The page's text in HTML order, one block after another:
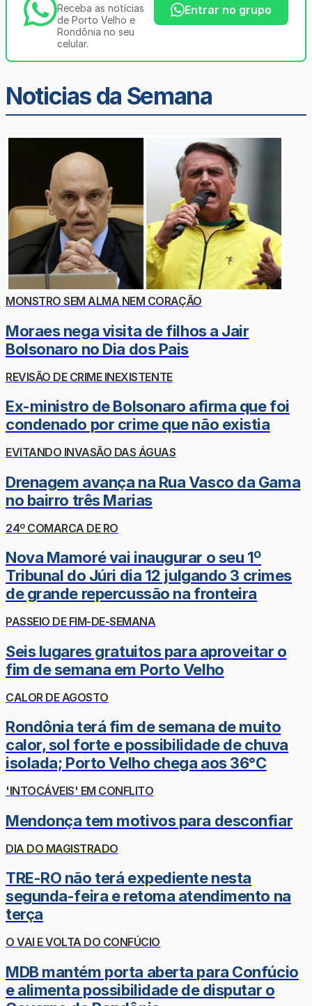
Receba as notícias
de Porto Velho e
Rondônia no seu
celular.
Entrar no grupo
Noticias da Semana
MONSTRO SEM ALMA NEM CORAÇÃO
Moraes nega visita de filhos a Jair
Bolsonaro no Dia dos Pais
REVISÃO DE CRIME INEXISTENTE
Ex-ministro de Bolsonaro afirma que foi
condenado por crime que não existia
EVITANDO INVASÃO DAS ÁGUAS
Drenagem avança na Rua Vasco da Gama
no bairro três Marias
24º COMARCA DE RO
Nova Mamoré vai inaugurar o seu 1º
Tribunal do Júri dia 12 julgando 3 crimes
de grande repercussão na fronteira
PASSEIO DE FIM-DE-SEMANA
Seis lugares gratuitos para aproveitar o
fim de semana em Porto Velho
CALOR DE AGOSTO
Rondônia terá fim de semana de muito
calor, sol forte e possibilidade de chuva
isolada; Porto Velho chega aos 36°C
'INTOCÁVEIS' EM CONFLITO
Mendonça tem motivos para desconfiar
DIA DO MAGISTRADO
TRE-RO não terá expediente nesta
segunda-feira e retoma atendimento na
terça
O VAI E VOLTA DO CONFÚCIO
MDB mantém porta aberta para Confúcio
e alimenta possibilidade de disputar o